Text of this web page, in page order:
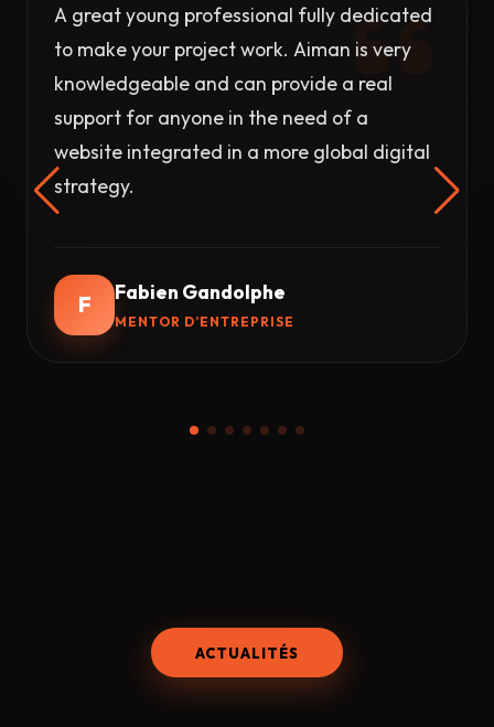
A great young professional fully dedicated
to make your project work. Aiman is very
knowledgeable and can provide a real
support for anyone in the need of a
website integrated in a more global digital
strategy.
F Fabien Gandolphe
MENTOR D’ENTREPRISE
ACTUALITÉS